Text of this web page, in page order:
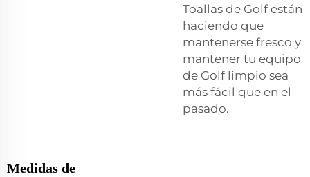
Toallas de Golf están
haciendo que
mantenerse fresco y
mantener tu equipo
de Golf limpio sea
más fácil que en el
pasado.
Medidas de